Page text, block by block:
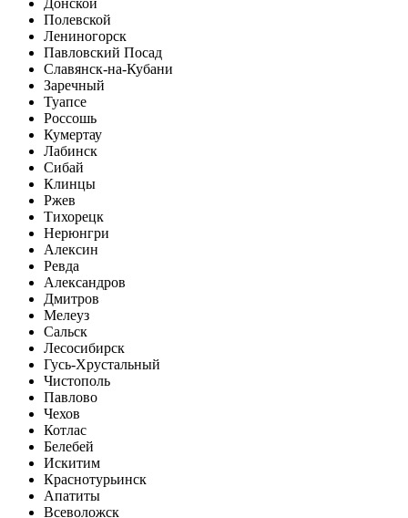
Донской
Полевской
Лениногорск
Павловский Посад
Славянск-на-Кубани
Заречный
Туапсе
Россошь
Кумертау
Лабинск
Сибай
Клинцы
Ржев
Тихорецк
Нерюнгри
Алексин
Ревда
Александров
Дмитров
Мелеуз
Сальск
Лесосибирск
Гусь-Хрустальный
Чистополь
Павлово
Чехов
Котлас
Белебей
Искитим
Краснотурьинск
Апатиты
Всеволожск